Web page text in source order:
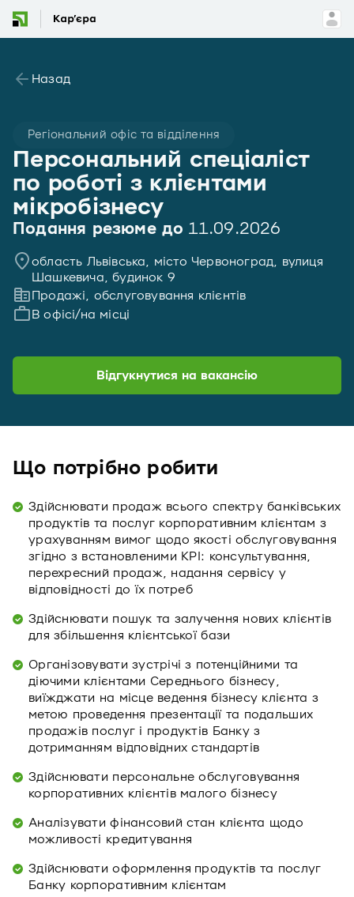
Назад
Регіональний офіс та відділення
Персональний спеціаліст
по роботі з клієнтами
мікробізнесу
Подання резюме до 11.09.2026
область Львівська, місто Червоноград, вулиця
Шашкевича, будинок 9
Продажі, обслуговування клієнтів
В офісі/на місці
Відгукнутися на вакансію
Що потрібно робити
Здійснювати продаж всього спектру банківських
продуктів та послуг корпоративним клієнтам з
урахуванням вимог щодо якості обслуговування
згідно з встановленими KPI: консультування,
перехресний продаж, надання сервісу у
відповідності до їх потреб
Здійснювати пошук та залучення нових клієнтів
для збільшення клієнтської бази
Організовувати зустрічі з потенційними та
діючими клієнтами Середнього бізнесу,
виїжджати на місце ведення бізнесу клієнта з
метою проведення презентації та подальших
продажів послуг і продуктів Банку з
дотриманням відповідних стандартів
Здійснювати персональне обслуговування
корпоративних клієнтів малого бізнесу
Аналізувати фінансовий стан клієнта щодо
можливості кредитування
Здійснювати оформлення продуктів та послуг
Банку корпоративним клієнтам